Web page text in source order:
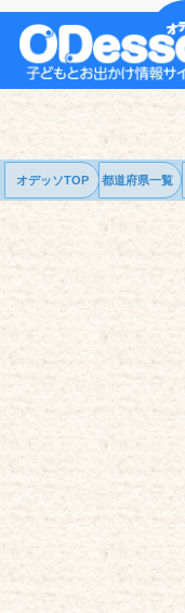
オデッソTOP 都道府県一覧